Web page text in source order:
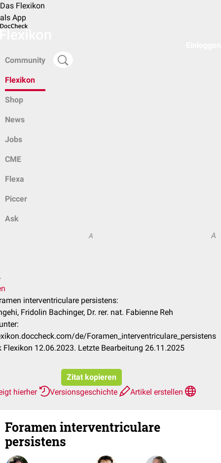
Das Flexikon
als App
Community
Flexikon
Shop
News
Jobs
CME
Flexa
Piccer
Ask
A A
interventriculare persistens:
Fridolin Bachinger, Dr. rer. nat. Fabienne Reh
de/Foramen_interventriculare_persistens
Flexikon 12.06.2023. Letzte Bearbeitung 26.11.2025
Zitat kopieren
hierher
Versionsgeschichte Artikel erstellen
Foramen interventriculare
persistens